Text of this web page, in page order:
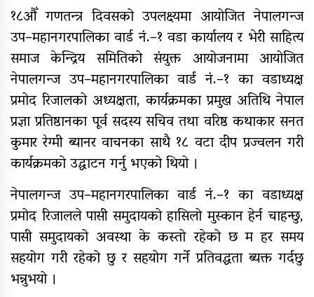
कर्णाली प्रदेश सरकारद्वारा सवारी
साधनमा नयाँ कर र दस्तुर निर्धारण
क्यान्सर अस्पताल खजुरामा
बालबालिकाकालागि कृतिम खेल सामाग्री
हस्तान्तरण
बर्दियाको राजापूरमा सर्वाधिक शतक
रक्तदाता कर्माचार्य सम्मानित
मुगुमा नेपाल स्वयंसेवी रक्तदाता समाज
गठन, अध्यक्षमा बुढा
१८औँ गणतन्त्र दिवसको उपलक्ष्यमा आयोजित नेपालगन्ज
उप–महानगरपालिका वार्ड नं.–१ वडा कार्यालय र भेरी साहित्य
समाज केन्द्रिय समितिको संयुक्त आयोजनामा आयोजित
नेपालगन्ज उप–महानगरपालिका वार्ड नं.–१ का वडाध्यक्ष
प्रमोद रिजालको अध्यक्षता, कार्यक्रमका प्रमुख अतिथि नेपाल
प्रज्ञा प्रतिष्ठानका पूर्व सदस्य सचिव तथा वरिष्ठ कथाकार सनत
कुमार रेग्मी ब्यानर वाचनका साथै १८ वटा दीप प्रज्वलन गरी
कार्यक्रमको उद्घाटन गर्नु भएको थियो ।
नेपालगन्ज उप–महानगरपालिका वार्ड नं.–१ का वडाध्यक्ष
प्रमोद रिजालले पासी समुदायको हासिलो मुस्कान हेर्न चाहन्छु,
पासी समुदायको अवस्था के कस्तो रहेको छ म हर समय
सहयोग गरी रहेको छु र सहयोग गर्ने प्रतिवद्धता ब्यक्त गर्दछु
भन्नुभयो ।